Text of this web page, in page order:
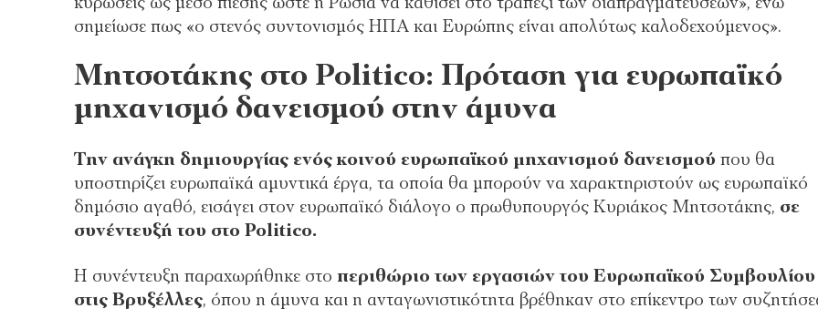
σημείωσε πως «ο στενός συντονισμός ΗΠΑ και Ευρώπης είναι απολύτως καλοδεχούμενος».
Μητσοτάκης στο Politico: Πρόταση για ευρωπαϊκό
μηχανισμό δανεισμού στην άμυνα
Την ανάγκη δημιουργίας ενός κοινού ευρωπαϊκού μηχανισμού δανεισμού που θα
υποστηρίζει ευρωπαϊκά αμυντικά έργα, τα οποία θα μπορούν να χαρακτηριστούν ως ευρωπαϊκό
δημόσιο αγαθό, εισάγει στον ευρωπαϊκό διάλογο ο πρωθυπουργός Κυριάκος Μητσοτάκης, σε
συνέντευξή του στο Politico.
Η συνέντευξη παραχωρήθηκε στο περιθώριο των εργασιών του Ευρωπαϊκού Συμβουλίου
στις Βρυξέλλες, όπου η άμυνα και η ανταγωνιστικότητα βρέθηκαν στο επίκεντρο των